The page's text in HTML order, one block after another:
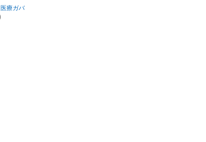
療ガバ